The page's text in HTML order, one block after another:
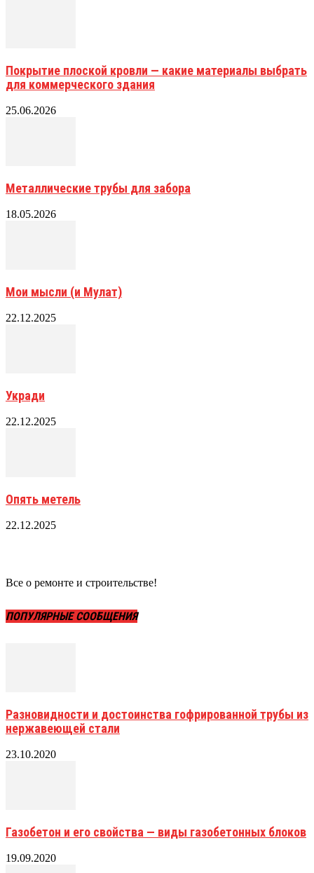
Покрытие плоской кровли — какие материалы выбрать
для коммерческого здания
25.06.2026
Металлические трубы для забора
18.05.2026
Мои мысли (и Мулат)
22.12.2025
Укради
22.12.2025
Опять метель
22.12.2025
Все о ремонте и строительстве!
ПОПУЛЯРНЫЕ СООБЩЕНИЯ
Разновидности и достоинства гофрированной трубы из
нержавеющей стали
23.10.2020
Газобетон и его свойства — виды газобетонных блоков
19.09.2020